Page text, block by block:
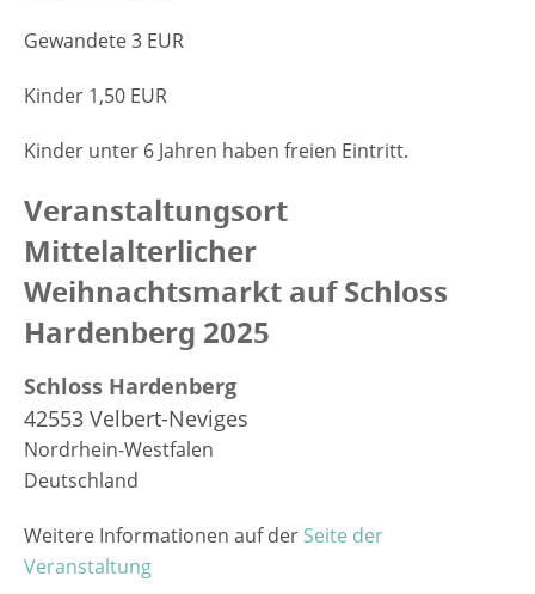
Gewandete 3 EUR
Kinder 1,50 EUR
Kinder unter 6 Jahren haben freien Eintritt.
Veranstaltungsort
Mittelalterlicher
Weihnachtsmarkt auf Schloss
Hardenberg 2025
Schloss Hardenberg
42553 Velbert-Neviges
Nordrhein-Westfalen
Deutschland
Weitere Informationen auf der Seite der
Veranstaltung